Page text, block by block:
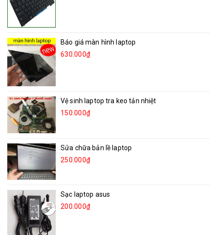
Báo giá màn hình laptop
630.000₫
Vệ sinh laptop tra keo tản nhiệt
150.000₫
Sửa chữa bản lề laptop
250.000₫
Sạc laptop asus
200.000₫